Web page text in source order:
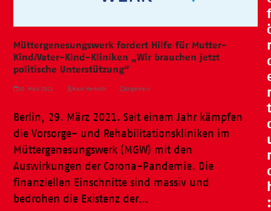
Müttergenesungswerk fordert Hilfe für Mutter-
Kind/Vater-Kind-Kliniken „Wir brauchen jetzt
politische Unterstützung“
30. März 2021 Maik Herfurth Allgemein
Berlin, 29. März 2021. Seit einem Jahr kämpfen
die Vorsorge- und Rehabilitationskliniken im
Müttergenesungswerk (MGW) mit den
Auswirkungen der Corona-Pandemie. Die
finanziellen Einschnitte sind massiv und
bedrohen die Existenz der…
f
r
r
t
r
: